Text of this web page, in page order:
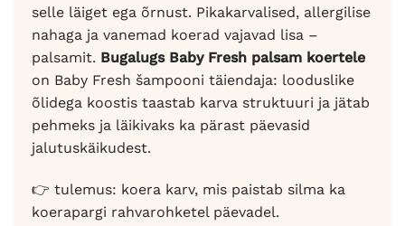
selle läiget ega õrnust. Pikakarvalised, allergilise
nahaga ja vanemad koerad vajavad lisa –
palsamit. Bugalugs Baby Fresh palsam koertele
on Baby Fresh šampooni täiendaja: looduslike
õlidega koostis taastab karva struktuuri ja jätab
pehmeks ja läikivaks ka pärast päevasid
jalutuskäikudest.
👉 tulemus: koera karv, mis paistab silma ka
koerapargi rahvarohketel päevadel.